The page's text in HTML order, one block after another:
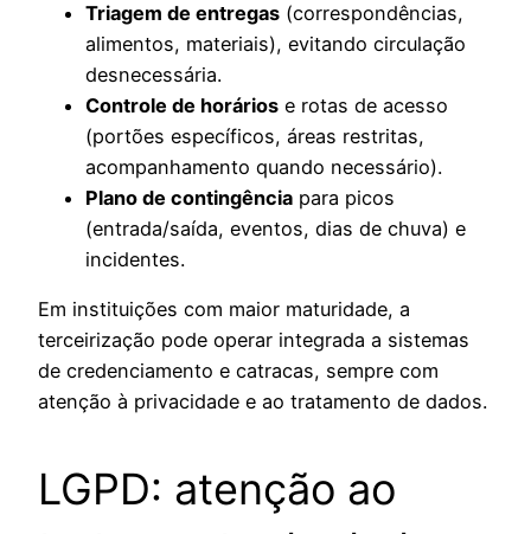
Triagem de entregas (correspondências,
alimentos, materiais), evitando circulação
desnecessária.
Controle de horários e rotas de acesso
(portões específicos, áreas restritas,
acompanhamento quando necessário).
Plano de contingência para picos
(entrada/saída, eventos, dias de chuva) e
incidentes.
Em instituições com maior maturidade, a
terceirização pode operar integrada a sistemas
de credenciamento e catracas, sempre com
atenção à privacidade e ao tratamento de dados.
LGPD: atenção ao